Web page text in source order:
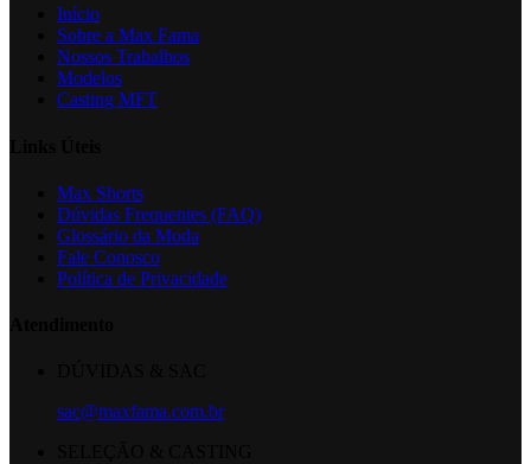
Início
Sobre a Max Fama
Nossos Trabalhos
Modelos
Casting MFT
Max Shorts
Dúvidas Frequentes (FAQ)
Glossário da Moda
Fale Conosco
Política de Privacidade
sac@maxfama.com.br